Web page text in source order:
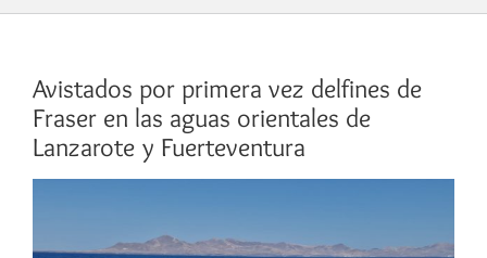
Avistados por primera vez delfines de
Fraser en las aguas orientales de
Lanzarote y Fuerteventura
más